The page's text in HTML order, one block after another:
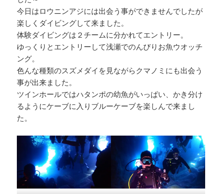
今日はロウニンアジには出会う事ができませんでしたが
楽しくダイビングして来ました。
体験ダイビングは２チームに分かれてエントリー。
ゆっくりとエントリーして浅瀬でのんびりお魚ウオッチ
ング。
色んな種類のスズメダイを見ながらクマノミにも出会う
事が出来ました。
ツインホールではハタンポの幼魚がいっぱい、かき分け
るようにケーブに入りブルーケーブを楽しんで来まし
た。